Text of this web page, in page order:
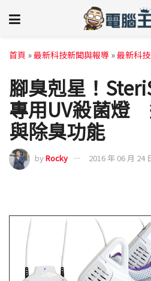
首頁 »最新科技新聞與報導 »最新科
腳臭剋星！
專用UV殺菌燈
與除臭功能
byRocky 2016 年 06 月 24